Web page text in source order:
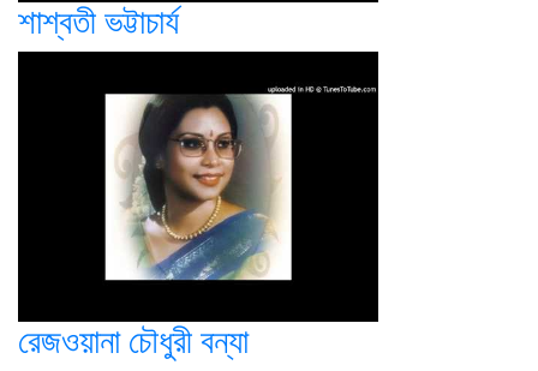
শাশ্বতী ভট্টাচার্য
রেজওয়ানা চৌধুরী বন্যা